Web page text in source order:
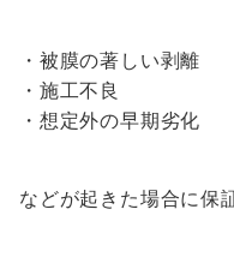
・被膜の著しい剥離
・施工不良
・想定外の早期劣化
などが起きた場合に保